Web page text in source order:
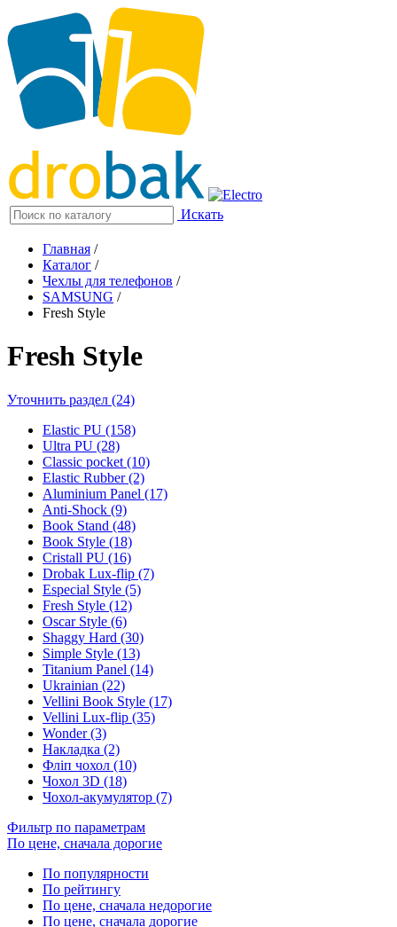
Искать
Главная /
Каталог /
Чехлы для телефонов /
SAMSUNG /
Fresh Style
Fresh Style
Уточнить раздел (24)
Elastic PU (158)
Ultra PU (28)
Classic pocket (10)
Elastic Rubber (2)
Aluminium Panel (17)
Anti-Shock (9)
Book Stand (48)
Book Style (18)
Cristall PU (16)
Drobak Lux-flip (7)
Especial Style (5)
Fresh Style (12)
Oscar Style (6)
Shaggy Hard (30)
Simple Style (13)
Titanium Panel (14)
Ukrainian (22)
Vellini Book Style (17)
Vellini Lux-flip (35)
Wonder (3)
Накладка (2)
Фліп чохол (10)
Чохол 3D (18)
Чохол-акумулятор (7)
Фильтр по параметрам
По цене, сначала дорогие
По популярности
По рейтингу
По цене, сначала недорогие
По цене, сначала дорогие